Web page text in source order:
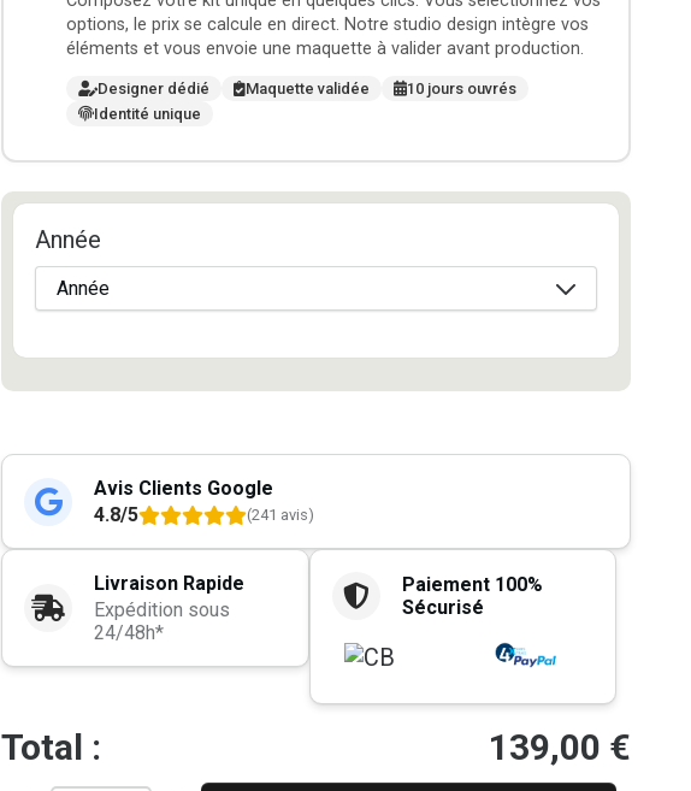
options, le prix se calcule en direct. Notre studio design intègre vos
éléments et vous envoie une maquette à valider avant production.
Designer dédié Maquette validée
10 jours ouvrés
Identité unique
Année
Avis Clients Google
4.8/5
(241 avis)
Livraison Rapide
Expédition sous
24/48h*
Paiement 100%
Sécurisé
Total : 139,00 €